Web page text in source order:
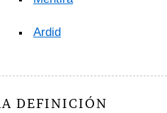
Ardid
DEFINICIÓN